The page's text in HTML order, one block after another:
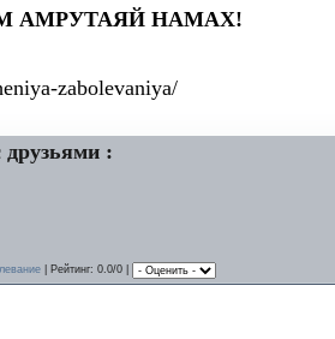
АМРУТАЯЙ НАМАХ!
zabolevaniya/
друзьями :
Рейтинг: 0.0/0 |